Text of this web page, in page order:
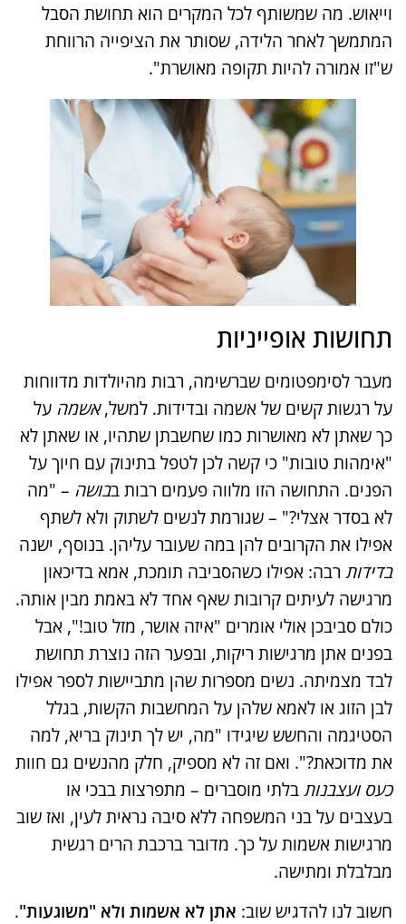
וייאוש. מה שמשותף לכל המקרים הוא תחושת הסבל
המתמשך לאחר הלידה, שסותר את הציפייה הרווחת
ש"זו אמורה להיות תקופה מאושרת".
תחושות אופייניות
מעבר לסימפטומים שברשימה, רבות מהיולדות מדווחות
על רגשות קשים של אשמה ובדידות. למשל,אשמה על
כך שאתן לא מאושרות כמו שחשבתן שתהיו, או שאתן לא
"אימהות טובות" כי קשה לכן לטפל בתינוק עם חיוך על
הפנים. התחושה הזו מלווה פעמים רבות בבושה – "מה
לא בסדר אצלי?" – שגורמת לנשים לשתוק ולא לשתף
אפילו את הקרובים להן במה שעובר עליהן​. בנוסף, ישנה
בדידות רבה: אפילו כשהסביבה תומכת, אמא בדיכאון
מרגישה לעיתים קרובות שאף אחד לא באמת מבין אותה.
כולם סביבכן אולי אומרים "איזה אושר, מזל טוב!", אבל
בפנים אתן מרגישות ריקות, ובפער הזה נוצרת תחושת
לבד מצמיתה. נשים מספרות שהן מתביישות לספר אפילו
לבן הזוג או לאמא שלהן על המחשבות הקשות, בגלל
הסטיגמה והחשש שיגידו "מה, יש לך תינוק בריא, למה
את מדוכאת?"​. ואם זה לא מספיק, חלק מהנשים גם חוות
כעס ועצבנותבלתי מוסברים – מתפרצות בבכי או
בעצבים על בני המשפחה ללא סיבה נראית לעין, ואז שוב
מרגישות אשמות על כך. מדובר ברכבת הרים רגשית
מבלבלת ומתישה.
חשוב לנו להדגיש שוב: אתן לא אשמות ולא "משוגעות".